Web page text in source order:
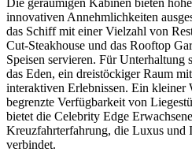
innovativen Annehmlichkeiten
das Schiff mit einer Vielzahl von
Cut-Steakhouse und das Rooftop
Speisen servieren. Für
das Eden, ein dreistöckiger Raum
interaktiven Erlebnissen. Ein kleiner
begrenzte Verfügbarkeit von
bietet die Celebrity Edge
Kreuzfahrterfahrung, die Luxus und
verbindet.